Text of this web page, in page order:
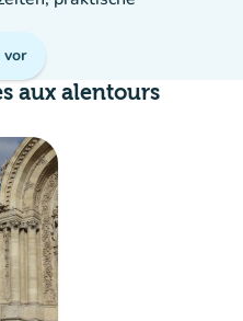
vor
aux alentours